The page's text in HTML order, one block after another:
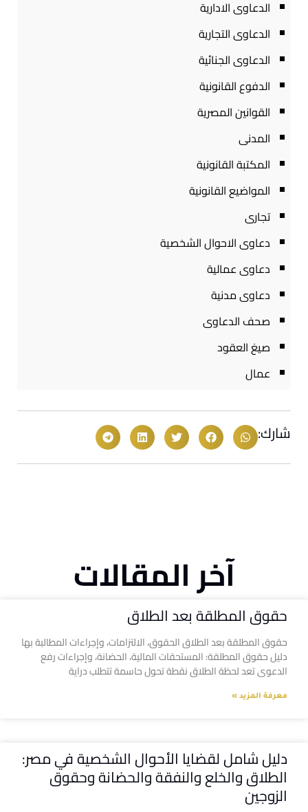
الدعاوى الادارية
الدعاوى التجارية
الدعاوى الجنائية
الدفوع القانونية
القوانين المصرية
المدنى
المكتبة القانونية
المواضيع القانونية
تجارى
دعاوى الاحوال الشخصية
دعاوى عمالية
دعاوى مدنية
صحف الدعاوى
صيغ العقود
عمال
شارك:
آخر المقالات
حقوق المطلقة بعد الطلاق
حقوق المطلقة بعد الطلاق الحقوق، الالتزامات، وإجراءات المطالبة بها
دليل حقوق المطلقة: المستحقات المالية، الحضانة، وإجراءات رفع
الدعوى تعد لحظة الطلاق نقطة تحول حاسمة تتطلب دراية
معرفة المزيد »
دليل شامل لقضايا الأحوال الشخصية في مصر:
الطلاق والخلع والنفقة والحضانة وحقوق
الزوجين